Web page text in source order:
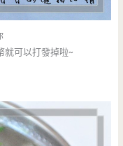
就可以打發掉啦~